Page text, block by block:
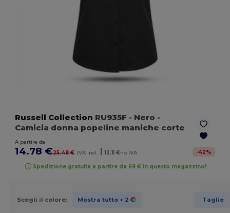
Russell Collection RU935F - Nero -
Camicia donna popeline maniche corte
A partire da
14.78 €25.48 € IVA incl. | 12.11 €no IVA -42%
Spedizione gratuita a partire da 69 € in questo magazzino!
Scegli il colore: Mostra tutto + 2 Taglie